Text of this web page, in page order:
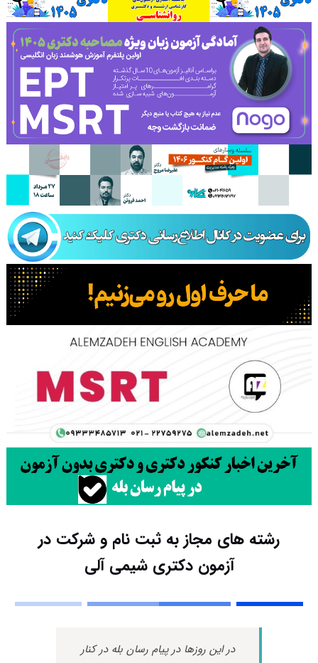
رشته های مجاز به ثبت نام و شرکت در
آزمون دکتری شیمی آلی
در این روزها در پیام رسان بله در کنار